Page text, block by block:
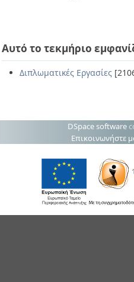
Αυτό το τεκμήριο
Διπλωματικές Εργασίες
DSpace software
Επικοινωνήστε